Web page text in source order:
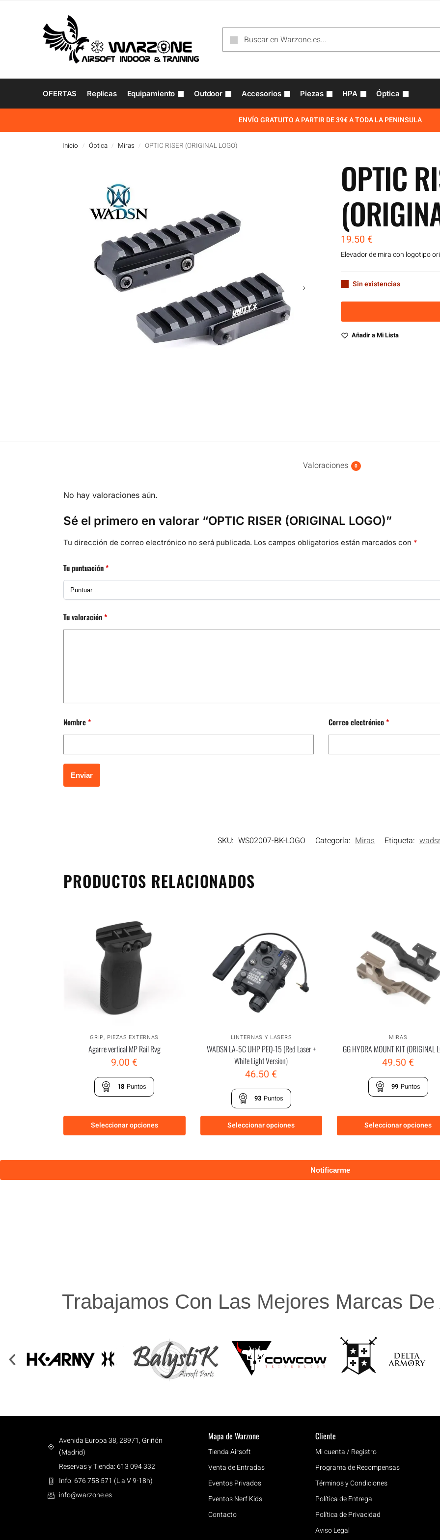
OFERTAS Replicas Equipamiento Outdoor Accesorios Piezas HPA Óptica
ENVÍO GRATUITO A PARTIR DE 39€ A TODA LA PENINSULA
Inicio / Óptica / Miras / OPTIC RISER (ORIGINAL LOGO)
OPTIC
19.50 €
Elevador de mira con logotipo
Sin existencias
Añadir a Mi Lista
Valoraciones 0
No hay valoraciones aún.
Sé el primero en valorar “OPTIC RISER (ORIGINAL LOGO)”
Tu dirección de correo electrónico no será publicada. Los campos obligatorios están marcados con *
Tu puntuación*
Tu valoración*
Nombre* Correo electrónico*
SKU: WS02007-BK-LOGO Categoría: Miras Etiqueta:
PRODUCTOS RELACIONADOS
GRIP, PIEZAS EXTERNAS
Agarre vertical MP Rail Rvg
9.00 €
18 Puntos
Seleccionar opciones
LINTERNAS Y LASERS
WADSN LA-5C UHP PEQ-15 (Red Laser +
White Light Version)
46.50 €
93 Puntos
Seleccionar opciones
MIRAS
GG HYDRA MOUNT KIT (ORIGINAL
49.50 €
99 Puntos
Seleccionar opciones
Trabajamos Con Las Mejores Marcas
Avenida Europa 38, 28971, Griñón
(Madrid)
Reservas y Tienda: 613 094 332
Info: 676 758 571 (L a V 9-18h)
info@warzone.es
Mapa de Warzone
Tienda Airsoft
Venta de Entradas
Eventos Privados
Eventos Nerf Kids
Contacto
Cliente
Mi cuenta / Registro
Programa de Recompensas
Términos y Condiciones
Política de Entrega
Política de Privacidad
Aviso Legal